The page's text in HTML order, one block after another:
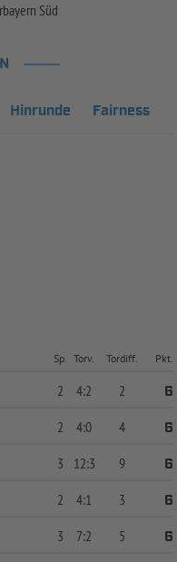
Süd
Hinrunde Fairness
Sp. Torv. Tordiff. Pkt.
2 4:2 2
6
2 4:0 4
6
3 12:3 9
6
2 4:1 3
6
3 7:2 5 6